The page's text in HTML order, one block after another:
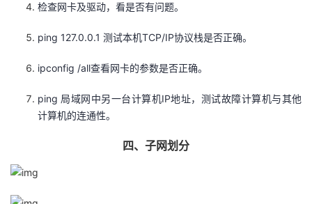
检查网卡及驱动，看是否有问题。
ping 127.0.0.1 测试本机TCP/IP协议栈是否正确。
ipconfig /all查看网卡的参数是否正确。
ping 局域网中另一台计算机IP地址，测试故障计算机与其他
计算机的连通性。
四、子网划分